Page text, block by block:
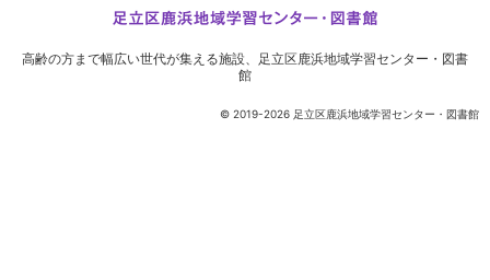
© 2019-2026 足立区鹿浜地域学習センター・図書館
高齢の方まで幅広い世代が集える施設、
足立区鹿浜地域学習センター・図書
館